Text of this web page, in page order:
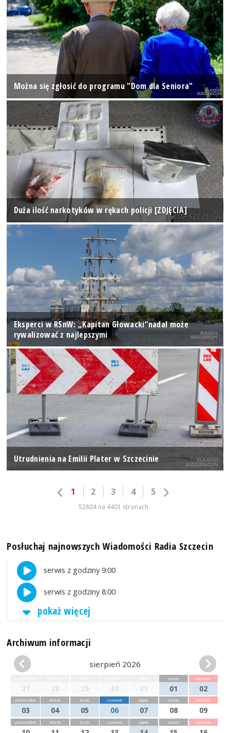
Można się zgłosić do programu "Dom dla Seniora"
Duża ilość narkotyków w rękach policji [ZDJĘCIA]
Eksperci w RSnW: „Kapitan Głowacki”nadal może
rywalizować z najlepszymi
Utrudnienia na Emilii Plater w Szczecinie
1 2 3 4 5
52804 na 4401 stronach
Posłuchaj najnowszych Wiadomości Radia Szczecin
serwis z godziny 9:00
serwis z godziny 8:00
pokaż więcej
Archiwum informacji
sierpień 2026
27 28 29 30 31
sobota
01
niedziela
02
poniedziałek
03
wtorek
04
środa
05
czwartek
06
piątek
07
sobota
08
niedziela
09
poniedziałek wtorek środa czwartek piątek sobota niedziela